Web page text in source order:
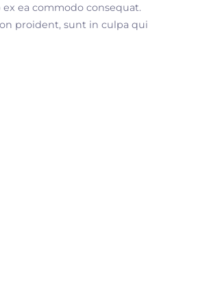
ea commodo consequat.
proident, sunt in culpa qui